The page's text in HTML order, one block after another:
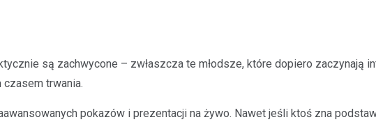
są zachwycone – zwłaszcza te młodsze, które dopiero zaczynają
trwania.
pokazów i prezentacji na żywo. Nawet jeśli ktoś zna